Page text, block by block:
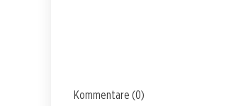
Kommentare (0)